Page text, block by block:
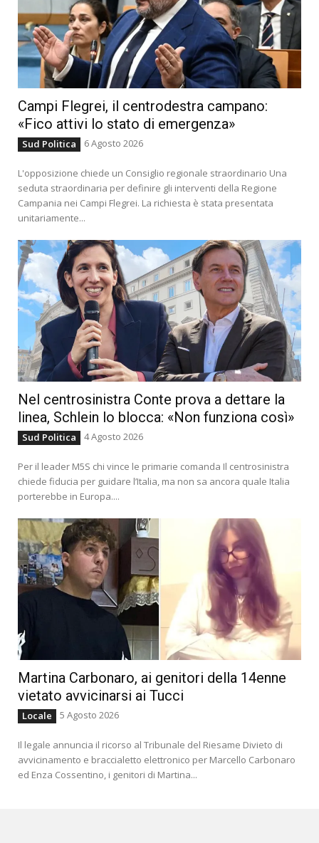
Campi Flegrei, il centrodestra campano:
«Fico attivi lo stato di emergenza»
Sud Politica 6 Agosto 2026
L'opposizione chiede un Consiglio regionale straordinario Una
seduta straordinaria per definire gli interventi della Regione
Campania nei Campi Flegrei. La richiesta è stata presentata
unitariamente...
Nel centrosinistra Conte prova a dettare la
linea, Schlein lo blocca: «Non funziona così»
Sud Politica 4 Agosto 2026
Per il leader M5S chi vince le primarie comanda Il centrosinistra
chiede fiducia per guidare l’Italia, ma non sa ancora quale Italia
porterebbe in Europa....
Martina Carbonaro, ai genitori della 14enne
vietato avvicinarsi ai Tucci
Locale 5 Agosto 2026
Il legale annuncia il ricorso al Tribunale del Riesame Divieto di
avvicinamento e braccialetto elettronico per Marcello Carbonaro
ed Enza Cossentino, i genitori di Martina...